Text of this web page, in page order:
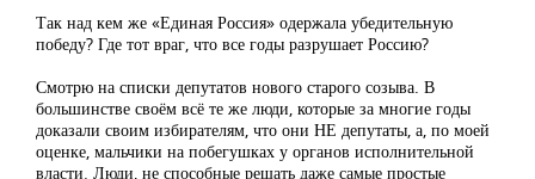
Так над кем же «Единая Россия» одержала убедительную
победу? Где тот враг, что все годы разрушает Россию?
Смотрю на списки депутатов нового старого созыва. В
большинстве своём всё те же люди, которые за многие годы
доказали своим избирателям, что они НЕ депутаты, а, по моей
оценке, мальчики на побегушках у органов исполнительной
власти. Люди, не способные решать даже самые простые